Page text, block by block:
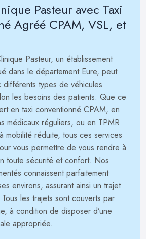
Pasteur avec Taxi
Agréé CPAM, VSL, et
Pasteur, un établissement
dans le département Eure, peut
types de véhicules
les besoins des patients. Que ce
en taxi conventionné CPAM, en
médicaux réguliers, ou en TPMR
mobilité réduite, tous ces services
vous permettre de vous rendre à
toute sécurité et confort. Nos
connaissent parfaitement
environs, assurant ainsi un trajet
les trajets sont couverts par
à condition de disposer d’une
appropriée.